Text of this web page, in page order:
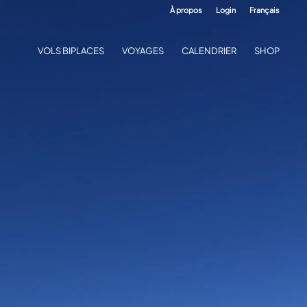
À propos Login Français
VOLS BIPLACES VOYAGES CALENDRIER SHOP